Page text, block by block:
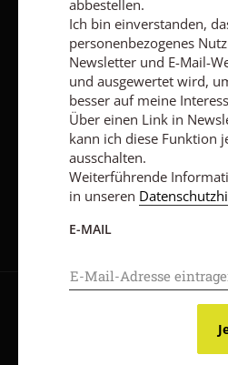
Mail kann ich diese Funktion
Weiterführende
abbestellen.
Ich bin einverstanden,
personenbezogenes
Newsletter und E-Mail-
und ausgewertet wird,
besser auf meine
Über einen Link in
kann ich diese Funktion
ausschalten.
Weiterführende
in unseren
E-MAIL